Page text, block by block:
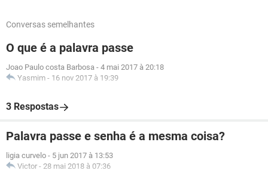
Conversas semelhantes
O que é a palavra passe
Joao Paulo costa Barbosa - 4 mai 2017 à 20:18
Yasmim - 16 nov 2017 à 19:39
3 Respostas
Palavra passe e senha é a mesma coisa?
ligia curvelo - 5 jun 2017 à 13:53
Victor - 28 mai 2018 à 07:36